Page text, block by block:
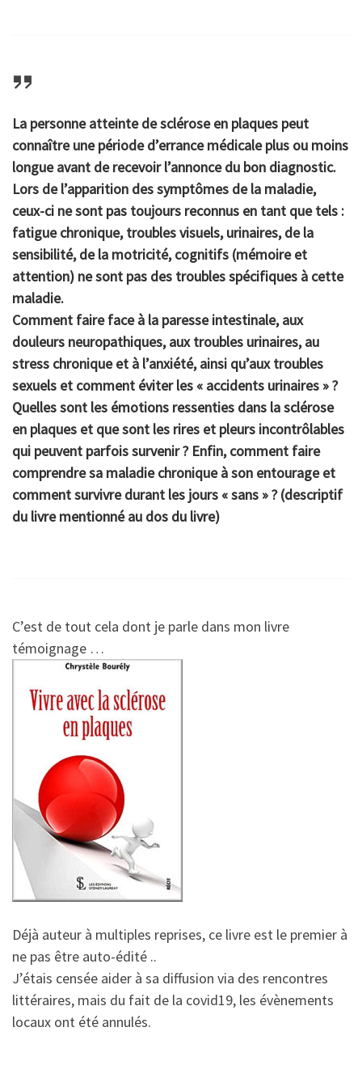
La personne atteinte de sclérose en plaques peut
connaître une période d’errance médicale plus ou moins
longue avant de recevoir l’annonce du bon diagnostic.
Lors de l’apparition des symptômes de la maladie,
ceux-ci ne sont pas toujours reconnus en tant que tels :
fatigue chronique, troubles visuels, urinaires, de la
sensibilité, de la motricité, cognitifs (mémoire et
attention) ne sont pas des troubles spécifiques à cette
maladie.
Comment faire face à la paresse intestinale, aux
douleurs neuropathiques, aux troubles urinaires, au
stress chronique et à l’anxiété, ainsi qu’aux troubles
sexuels et comment éviter les « accidents urinaires » ?
Quelles sont les émotions ressenties dans la sclérose
en plaques et que sont les rires et pleurs incontrôlables
qui peuvent parfois survenir ? Enfin, comment faire
comprendre sa maladie chronique à son entourage et
comment survivre durant les jours « sans » ? (descriptif
du livre mentionné au dos du livre)
C’est de tout cela dont je parle dans mon livre
témoignage …
Déjà auteur à multiples reprises, ce livre est le premier à
ne pas être auto-édité ..
J’étais censée aider à sa diffusion via des rencontres
littéraires, mais du fait de la covid19, les évènements
locaux ont été annulés.